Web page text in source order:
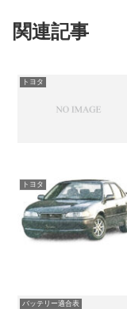
関連記事
トヨタ
トヨタ
バッテリー適合表